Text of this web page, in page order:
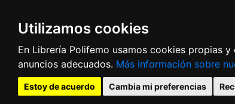
Utilizamos cookies
En Librería Polifemo usamos cookies propias
anuncios adecuados. Más información sobre
Estoy de acuerdo Cambia mi preferencias